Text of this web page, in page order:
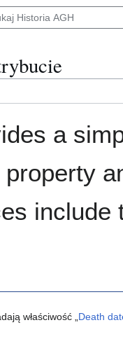
a
include
właściwość „ Death